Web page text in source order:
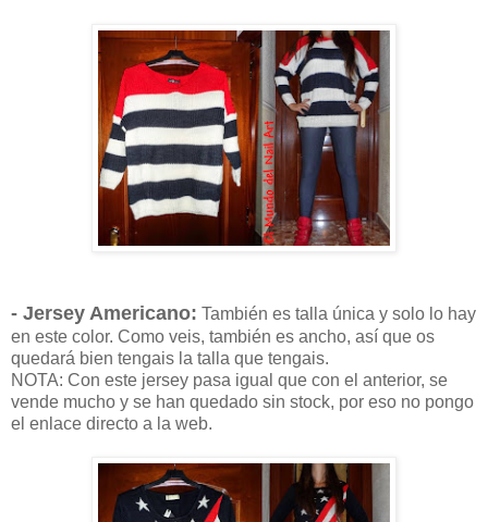
- Jersey Americano: También es talla única y solo lo hay
en este color. Como veis, también es ancho, así que os
quedará bien tengais la talla que tengais.
NOTA: Con este jersey pasa igual que con el anterior, se
vende mucho y se han quedado sin stock, por eso no pongo
el enlace directo a la web.